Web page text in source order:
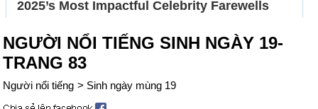
NGƯỜI NỔI TIẾNG SINH NGÀY 19-
TRANG 83
Người nổi tiếng > Sinh ngày mùng 19